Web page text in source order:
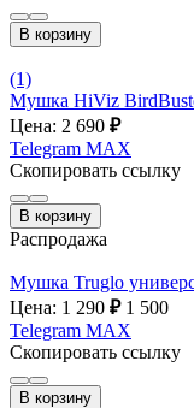
В корзину
(1)
Мушка HiViz
Цена: 2 690 ₽
Telegram MAX
Скопировать ссылку
В корзину
Распродажа
Мушка Truglo
Цена: 1 290 ₽ 1 500
Telegram MAX
Скопировать ссылку
В корзину